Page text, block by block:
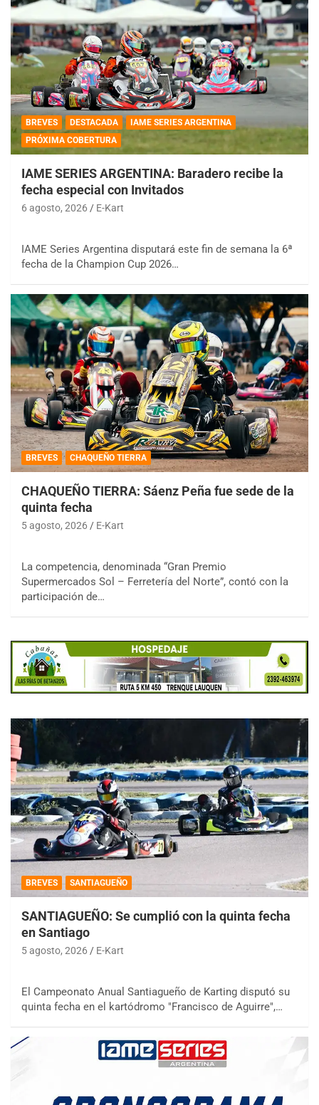
BREVES DESTACADA
IAME SERIES ARGENTINA
PRÓXIMA COBERTURA
IAME SERIES ARGENTINA: Baradero recibe la
fecha especial con Invitados
6 agosto, 2026 E-Kart
IAME Series Argentina disputará este fin de semana la 6ª
fecha de la Champion Cup 2026…
BREVES CHAQUEÑO TIERRA
CHAQUEÑO TIERRA: Sáenz Peña fue sede de la
quinta fecha
5 agosto, 2026 E-Kart
La competencia, denominada “Gran Premio
Supermercados Sol – Ferretería del Norte”, contó con la
participación de…
BREVES SANTIAGUEÑO
SANTIAGUEÑO: Se cumplió con la quinta fecha
en Santiago
5 agosto, 2026 E-Kart
El Campeonato Anual Santiagueño de Karting disputó su
quinta fecha en el kartódromo "Francisco de Aguirre",…